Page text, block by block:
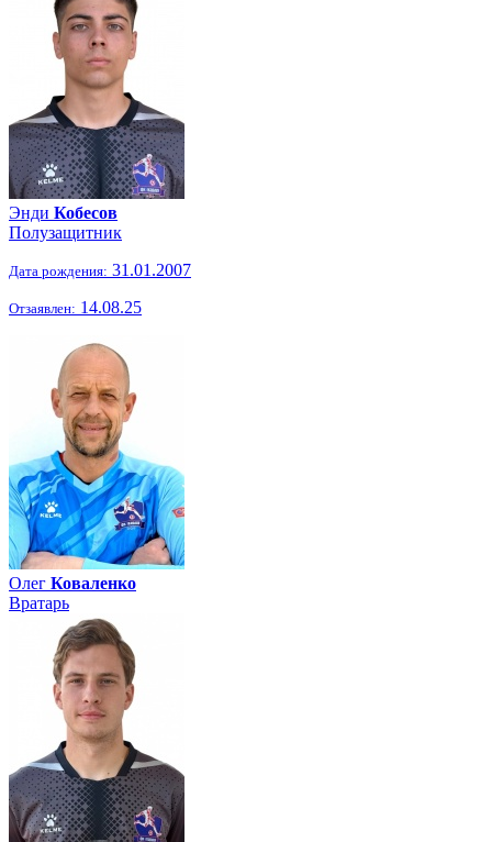
Энди Кобесов
Полузащитник
Дата рождения: 31.01.2007
Отзаявлен: 14.08.25
Олег Коваленко
Вратарь